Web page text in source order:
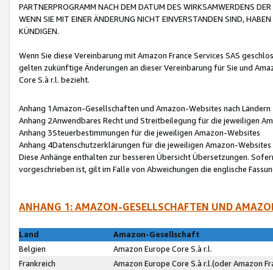
PARTNERPROGRAMM NACH DEM DATUM DES WIRKSAMWERDENS
WENN SIE MIT EINER ÄNDERUNG NICHT EINVERSTANDEN SIND,
KÜNDIGEN.
Wenn Sie diese Vereinbarung mit Amazon France Services SAS
gelten zukünftige Änderungen an dieser Vereinbarung für Sie und
Core S.à r.l. bezieht.
Anhang 1Amazon-Gesellschaften und Amazon-Websites nach Ländern
Anhang 2Anwendbares Recht und Streitbeilegung für die jeweiligen
Anhang 3Steuerbestimmungen für die jeweiligen Amazon-Websites
Anhang 4Datenschutzerklärungen für die jeweiligen Amazon-Websites
Diese Anhänge enthalten zur besseren Übersicht Übersetzungen.
vorgeschrieben ist, gilt im Falle von Abweichungen die englische
ANHANG 1: AMAZON-GESELLSCHAFTEN UND
Land
Amazon-Gesellschaft
Belgien
Amazon Europe Core S.à r.l.
Frankreich
Amazon Europe Core S.à r.l.(oder Amazon